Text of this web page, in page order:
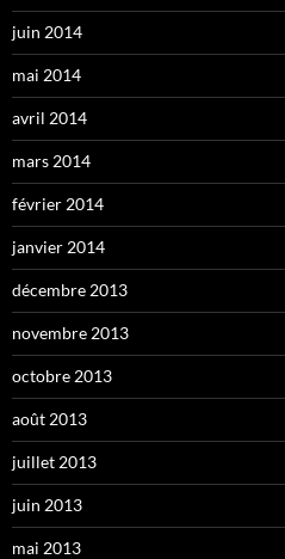
juin 2014
mai 2014
avril 2014
mars 2014
février 2014
janvier 2014
décembre 2013
novembre 2013
octobre 2013
août 2013
juillet 2013
juin 2013
mai 2013